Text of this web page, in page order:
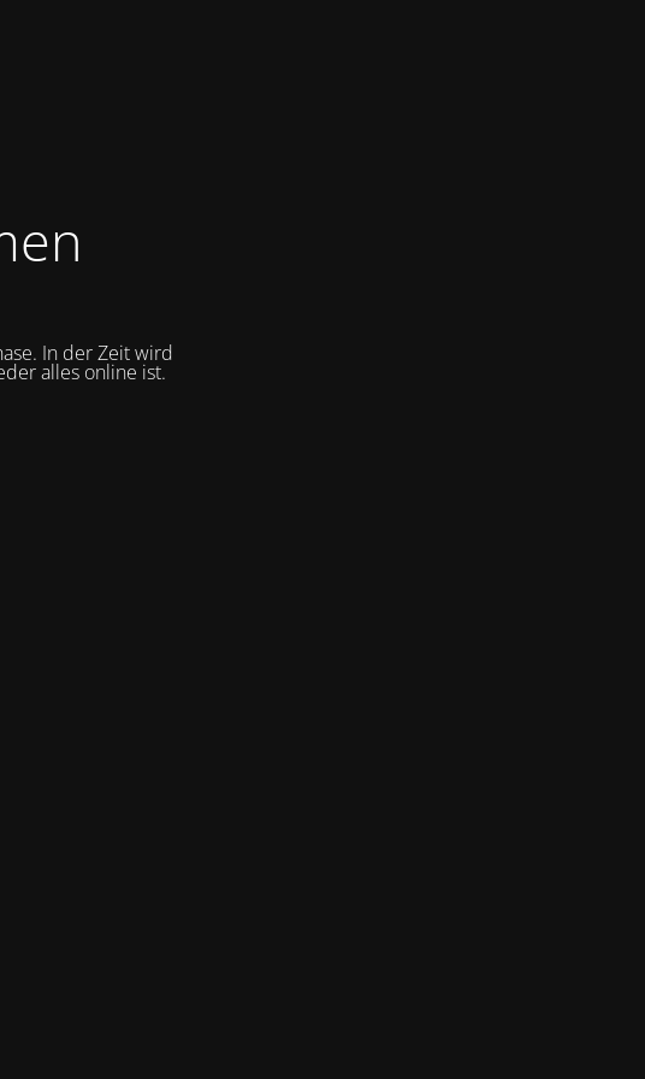
In der Zeit wird
alles online ist.